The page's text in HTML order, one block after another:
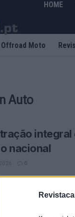
HOME
Offroad Moto
Auto
integral
nacional
0
mercado português
a presença